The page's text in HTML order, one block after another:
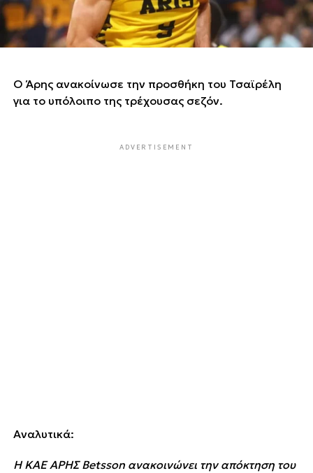
Ο Άρης ανακοίνωσε την προσθήκη του Τσαϊρέλη
για το υπόλοιπο της τρέχουσας σεζόν.
ADVERTISEMENT
Αναλυτικά:
Η ΚΑΕ ΑΡΗΣ Betsson ανακοινώνει την απόκτηση του